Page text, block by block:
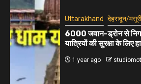
Uttarakhand देहरादून/मसूरी
6000 जवान-ड्रोन से
यात्रियों की सुरक्षा के लिए
1 year ago